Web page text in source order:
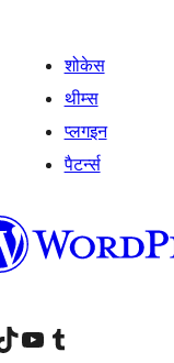
शोकेस
थीम्स
प्लगइन
पैटर्न्स
खाते पर जाएँहमारे यूट्यूब चैनल पर जाएंहमारे Tumblr खाते पर जाएँ